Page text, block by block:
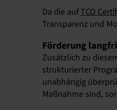
Da die aufTCO
Transparenz und
Förderung
Zusätzlich zu
strukturierter
unabhängig
Maßnahme sind,